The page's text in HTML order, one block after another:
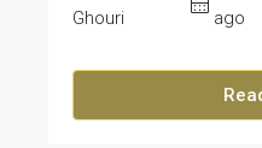
Ghouri
ago